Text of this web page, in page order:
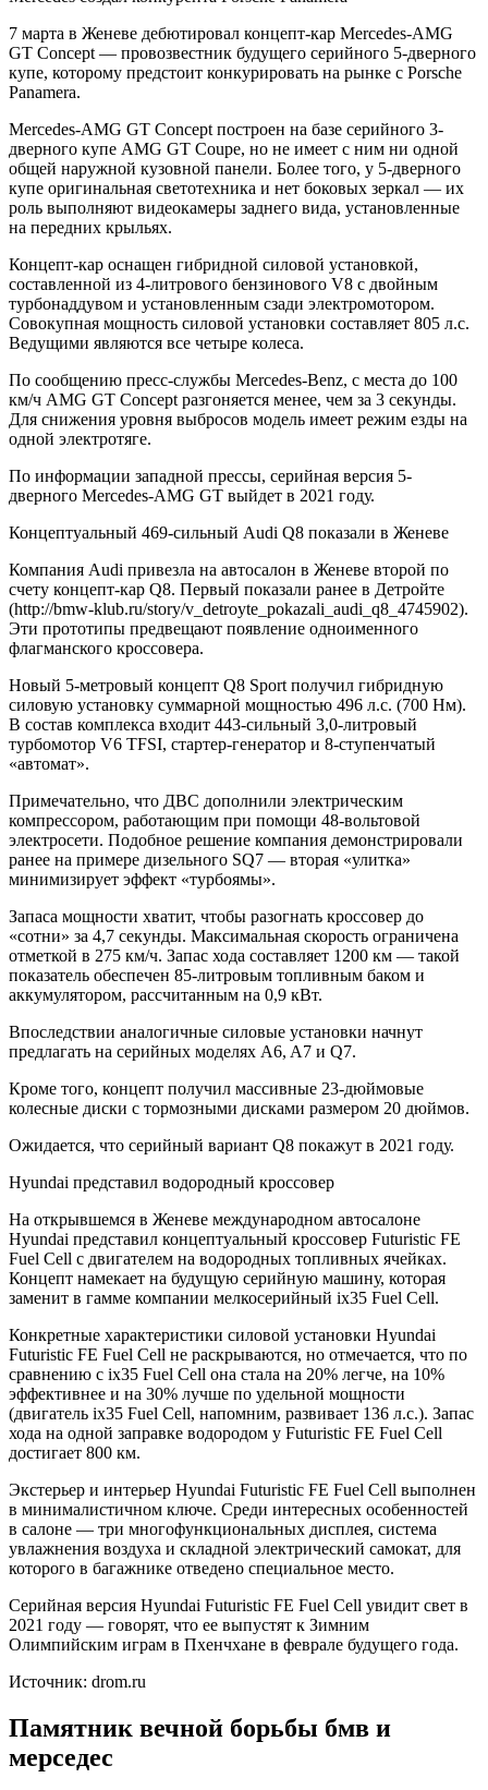
7 марта в Женеве дебютировал концепт-кар Mercedes-AMG
GT Concept — провозвестник будущего серийного 5-дверного
купе, которому предстоит конкурировать на рынке с Porsche
Panamera.
Mercedes-AMG GT Concept построен на базе серийного 3-
дверного купе AMG GT Coupe, но не имеет с ним ни одной
общей наружной кузовной панели. Более того, у 5-дверного
купе оригинальная светотехника и нет боковых зеркал — их
роль выполняют видеокамеры заднего вида, установленные
на передних крыльях.
Концепт-кар оснащен гибридной силовой установкой,
составленной из 4-литрового бензинового V8 с двойным
турбонаддувом и установленным сзади электромотором.
Совокупная мощность силовой установки составляет 805 л.с.
Ведущими являются все четыре колеса.
По сообщению пресс-службы Mercedes-Benz, с места до 100
км/ч AMG GT Concept разгоняется менее, чем за 3 секунды.
Для снижения уровня выбросов модель имеет режим езды на
одной электротяге.
По информации западной прессы, серийная версия 5-
дверного Mercedes-AMG GT выйдет в 2021 году.
Концептуальный 469-сильный Audi Q8 показали в Женеве
Компания Audi привезла на автосалон в Женеве второй по
счету концепт-кар Q8. Первый показали ранее в Детройте
(http://bmw-klub.ru/story/v_detroyte_pokazali_audi_q8_4745902).
Эти прототипы предвещают появление одноименного
флагманского кроссовера.
Новый 5-метровый концепт Q8 Sport получил гибридную
силовую установку суммарной мощностью 496 л.с. (700 Нм).
В состав комплекса входит 443-сильный 3,0-литровый
турбомотор V6 TFSI, стартер-генератор и 8-ступенчатый
«автомат».
Примечательно, что ДВС дополнили электрическим
компрессором, работающим при помощи 48-вольтовой
электросети. Подобное решение компания демонстрировали
ранее на примере дизельного SQ7 — вторая «улитка»
минимизирует эффект «турбоямы».
Запаса мощности хватит, чтобы разогнать кроссовер до
«сотни» за 4,7 секунды. Максимальная скорость ограничена
отметкой в 275 км/ч. Запас хода составляет 1200 км — такой
показатель обеспечен 85-литровым топливным баком и
аккумулятором, рассчитанным на 0,9 кВт.
Впоследствии аналогичные силовые установки начнут
предлагать на серийных моделях A6, A7 и Q7.
Кроме того, концепт получил массивные 23-дюймовые
колесные диски с тормозными дисками размером 20 дюймов.
Ожидается, что серийный вариант Q8 покажут в 2021 году.
Hyundai представил водородный кроссовер
На открывшемся в Женеве международном автосалоне
Hyundai представил концептуальный кроссовер Futuristic FE
Fuel Cell с двигателем на водородных топливных ячейках.
Концепт намекает на будущую серийную машину, которая
заменит в гамме компании мелкосерийный ix35 Fuel Cell.
Конкретные характеристики силовой установки Hyundai
Futuristic FE Fuel Cell не раскрываются, но отмечается, что по
сравнению с ix35 Fuel Cell она стала на 20% легче, на 10%
эффективнее и на 30% лучше по удельной мощности
(двигатель ix35 Fuel Cell, напомним, развивает 136 л.с.). Запас
хода на одной заправке водородом у Futuristic FE Fuel Cell
достигает 800 км.
Экстерьер и интерьер Hyundai Futuristic FE Fuel Cell выполнен
в минималистичном ключе. Среди интересных особенностей
в салоне — три многофункциональных дисплея, система
увлажнения воздуха и складной электрический самокат, для
которого в багажнике отведено специальное место.
Серийная версия Hyundai Futuristic FE Fuel Cell увидит свет в
2021 году — говорят, что ее выпустят к Зимним
Олимпийским играм в Пхенчхане в феврале будущего года.
Источник: drom.ru
Памятник вечной борьбы бмв и
мерседес